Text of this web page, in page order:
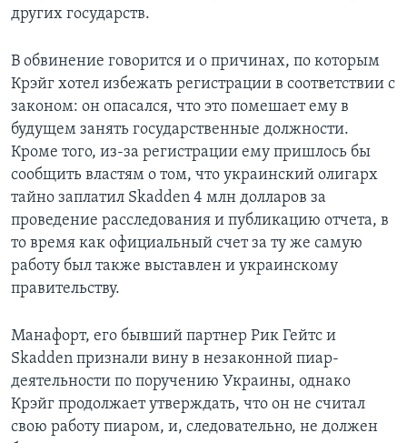
других государств.
В обвинение говорится и о причинах, по которым
Крэйг хотел избежать регистрации в соответствии с
законом: он опасался, что это помешает ему в
будущем занять государственные должности.
Кроме того, из-за регистрации ему пришлось бы
сообщить властям о том, что украинский олигарх
тайно заплатил Skadden 4 млн долларов за
проведение расследования и публикацию отчета, в
то время как официальный счет за ту же самую
работу был также выставлен и украинскому
правительству.
Манафорт, его бывший партнер Рик Гейтс и
Skadden признали вину в незаконной пиар-
деятельности по поручению Украины, однако
Крэйг продолжает утверждать, что он не считал
свою работу пиаром, и, следовательно, не должен